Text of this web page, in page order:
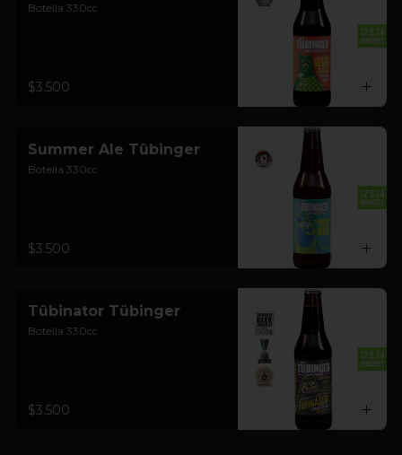
Botella 330cc
$3.500
Summer Ale Tübinger
Botella 330cc
$3.500
Tübinator Tübinger
Botella 330cc
$3.500